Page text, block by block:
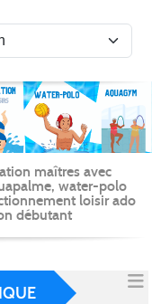
maîtres avec
water-polo
loisir ado
débutant